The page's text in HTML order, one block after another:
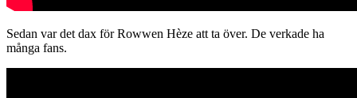
Sedan var det dax för Rowwen Hèze att ta över. De verkade ha
många fans.